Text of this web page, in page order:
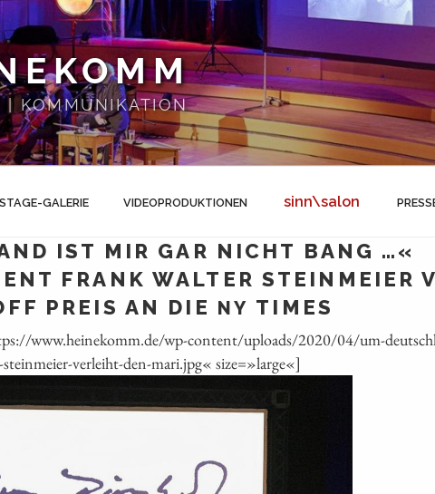
| KOMMUNIKATION
GALERIE VIDEOPRODUKTIONEN sinn\salon
IST MIR GAR NICHT BANG …«
FRANK WALTER STEINMEIER
PREIS AN DIE NY TIMES
www.heinekomm.de/wp-content/uploads/2020/04/um-
verleiht-den-mari.jpg« size=»large«]